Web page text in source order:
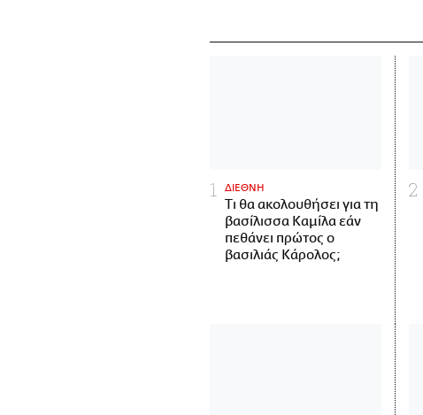
ΔΙΕΘΝΗ
Τι θα ακολουθήσει για τη
βασίλισσα Καμίλα εάν
πεθάνει πρώτος ο
βασιλιάς Κάρολος;